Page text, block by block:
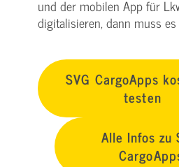
und der mobilen App für
digitalisieren, dann muss
SVG CargoApps
testen
Alle Infos zu